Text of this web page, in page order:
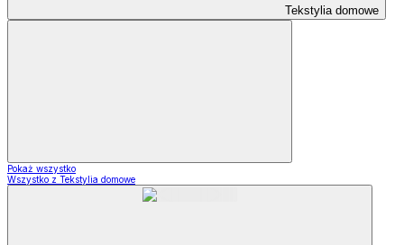
Tekstylia domowe
Pokaż wszystko
Wszystko z Tekstylia domowe